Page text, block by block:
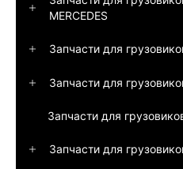
MERCEDES
Запчасти для
Запчасти для
Запчасти для
Запчасти для